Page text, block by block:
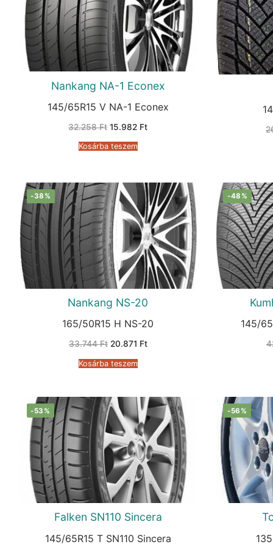
Nankang NA-1 Econex
145/65R15 V NA-1 Econex
32.258Ft Original
was:
32.258 Ft.
15.982 FtCurrent
Kosárba teszem
-38%
Nankang NS-20
165/50R15 H NS-20
33.744Ft Original
was:
33.744 Ft.
20.871 FtCurrent
Kosárba teszem
-48%
145/
-53%
Falken SN110 Sincera
145/65R15 T SN110 Sincera
-56%